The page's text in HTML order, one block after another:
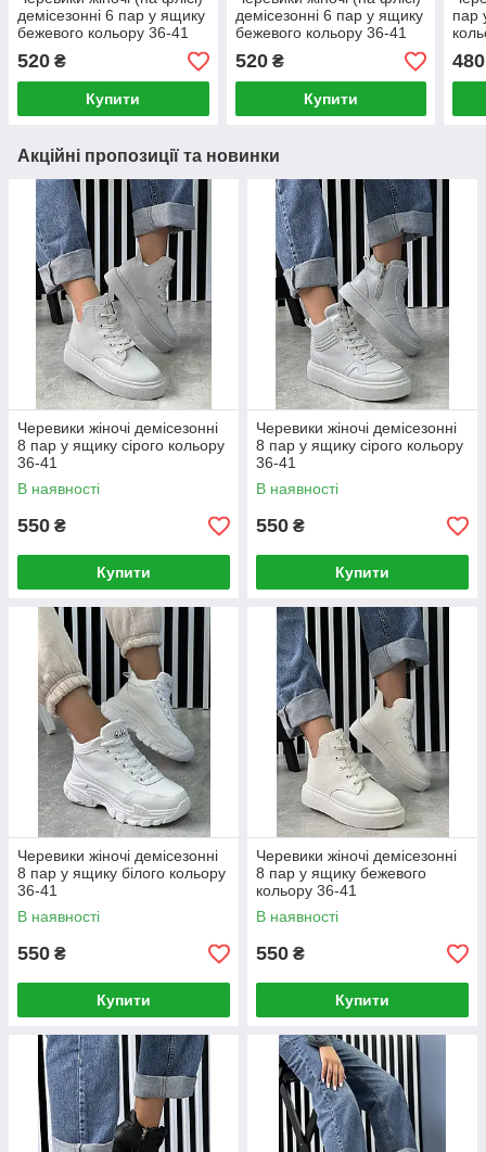
демісезонні 6 пар у ящику
бежевого кольору 36-41
520 ₴
Купити
демісезонні 6 пар у ящику
бежевого кольору 36-41
520₴
Купити
пар
480
Акційні пропозиції та новинки
Черевики жіночі демісезонні
8 пар у ящику сірого кольору
36-41
В наявності
550 ₴
Купити
Черевики жіночі демісезонні
8 пар у ящику сірого кольору
36-41
В наявності
550 ₴
Купити
Черевики жіночі демісезонні
8 пар у ящику білого кольору
36-41
В наявності
550 ₴
Купити
Черевики жіночі демісезонні
8 пар у ящику бежевого
кольору 36-41
В наявності
550 ₴
Купити